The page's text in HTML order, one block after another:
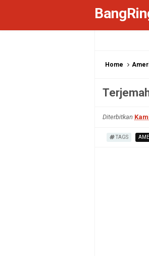
Home
Diterbitkan
TAGS